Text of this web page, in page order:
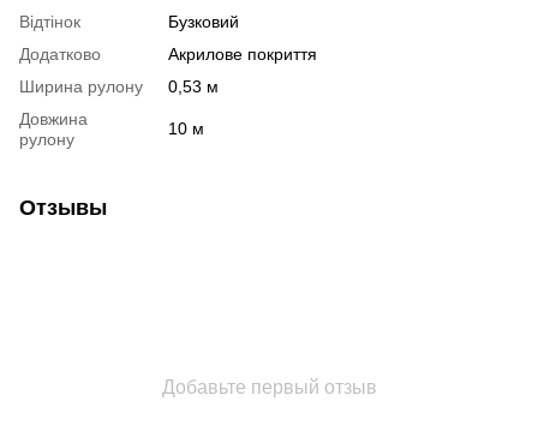
Відтінок
Бузковий
Додатково
Акрилове покриття
Ширина рулону
0,53 м
Довжина
рулону
10 м
Отзывы
Добавьте первый отзыв